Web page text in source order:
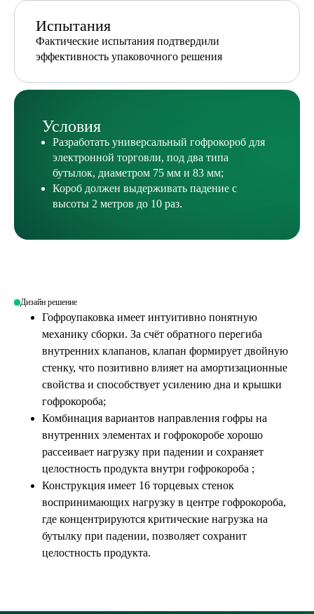
Испытания
Фактические испытания подтвердили
эффективность упаковочного решения
Условия
Разработать универсальный гофрокороб для
электронной торговли, под два типа
бутылок, диаметром 75 мм и 83 мм;
Короб должен выдерживать падение с
высоты 2 метров до 10 раз.
Дизайн решение
Гофроупаковка имеет интуитивно понятную
механику сборки. За счёт обратного перегиба
внутренних клапанов, клапан формирует двойную
стенку, что позитивно влияет на амортизационные
свойства и способствует усилению дна и крышки
гофрокороба;
Комбинация вариантов направления гофры на
внутренних элементах и гофрокоробе хорошо
рассеивает нагрузку при падении и сохраняет
целостность продукта внутри гофрокороба ;
Конструкция имеет 16 торцевых стенок
воспринимающих нагрузку в центре гофрокороба,
где концентрируются критические нагрузка на
бутылку при падении, позволяет сохранит
целостность продукта.